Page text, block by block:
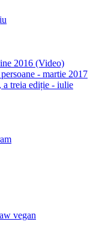
2016 (Video)
- martie 2017
treia ediție - iulie
vegan